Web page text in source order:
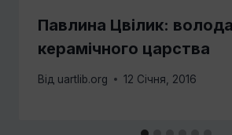
Павлина Цвілик:
керамічного царства
Від uartlib.org 12 Січня, 2016